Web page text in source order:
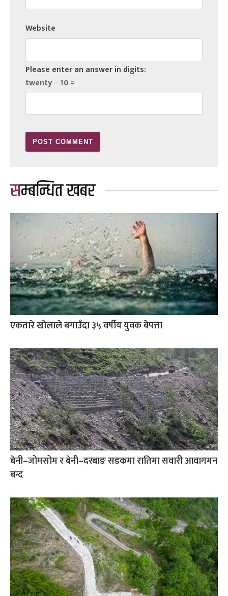
Website
Please enter an answer in digits:
twenty − 10 =
सम्बन्धित खबर
एकतारे खोलाले बगाउँदा ३५ वर्षीय युवक बेपत्ता
बेनी–जोमसोम र बेनी–दरबाङ सडकमा रातिमा सवारी आवागमन
बन्द